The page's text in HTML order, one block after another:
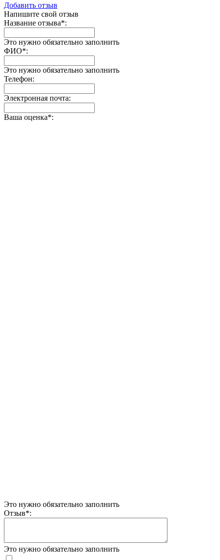
Добавить отзыв
Напишите свой отзыв
Название отзыва*:
Это нужно обязательно заполнить
ФИО*:
Это нужно обязательно заполнить
Телефон:
Электронная почта:
Ваша оценка*:
Это нужно обязательно заполнить
Отзыв*:
Это нужно обязательно заполнить